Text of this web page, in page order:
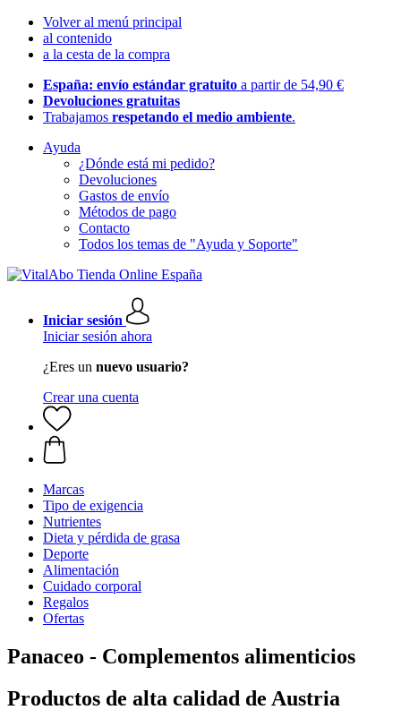
Volver al menú principal
al contenido
a la cesta de la compra
España: envío estándar gratuito a partir de 54,90 €
Devoluciones gratuitas
Trabajamos respetando el medio ambiente.
Ayuda
¿Dónde está mi pedido?
Devoluciones
Gastos de envío
Métodos de pago
Contacto
Todos los temas de "Ayuda y Soporte"
Iniciar sesión
Iniciar sesión ahora
¿Eres un nuevo usuario?
Crear una cuenta
Marcas
Tipo de exigencia
Nutrientes
Dieta y pérdida de grasa
Deporte
Alimentación
Cuidado corporal
Regalos
Ofertas
Panaceo - Complementos alimenticios
Productos de alta calidad de Austria